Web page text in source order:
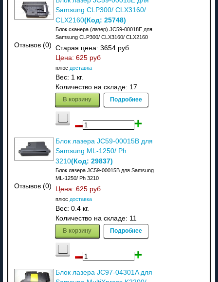
Отзывов (0)
Samsung CLP300/ CLX3160/
CLX2160(Код: 25748)
Блок сканера (лазер) JC59-00018E для
Samsung CLP300/ CLX3160/ CLX2160
Старая цена: 3654 руб
Цена: 625 руб
плюс доставка
Вес: 1 кг.
Количество на складе: 17
В корзину Подробнее
Отзывов (0)
Блок лазера JC59-00015B для
Samsung ML-1250/ Ph
3210(Код: 29837)
Блок лазера JC59-00015B для Samsung
ML-1250/ Ph 3210
Цена: 625 руб
плюс доставка
Вес: 0.4 кг.
Количество на складе: 11
В корзину Подробнее
Блок лазера JC97-04301A для